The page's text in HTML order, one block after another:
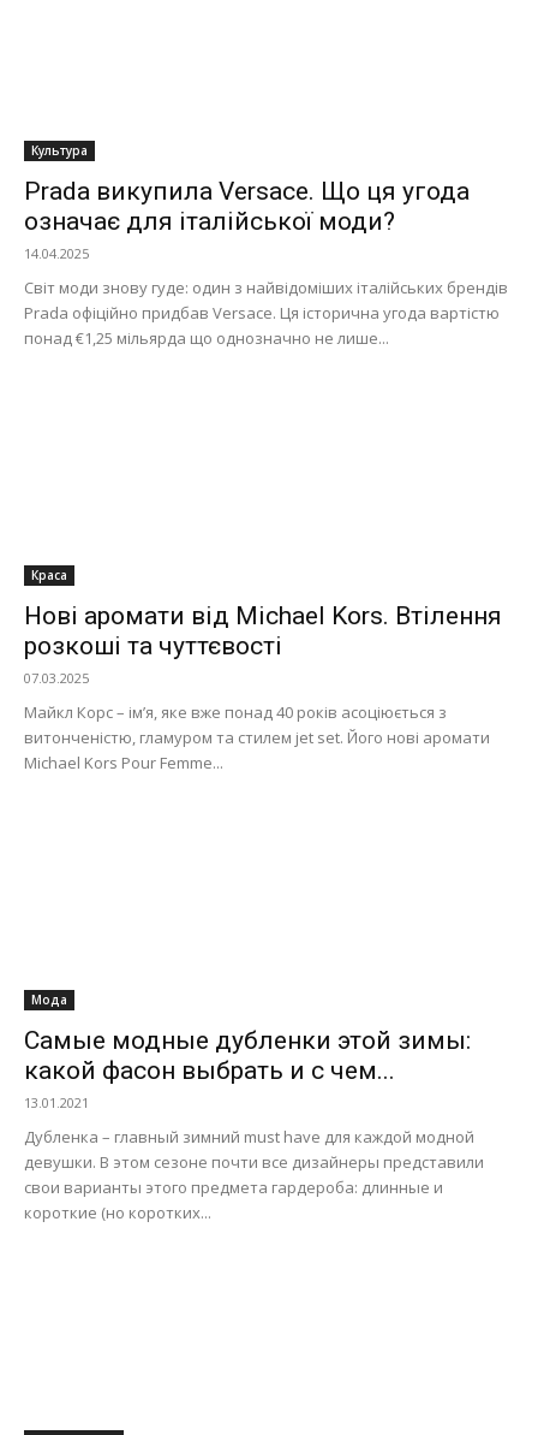
Культура
Prada викупила Versace. Що ця угода
означає для італійської моди?
14.04.2025
Світ моди знову гуде: один з найвідоміших італійських брендів
Prada офіційно придбав Versace. Ця історична угода вартістю
понад €1,25 мільярда що однозначно не лише...
Краса
Нові аромати від Michael Kors. Втілення
розкоші та чуттєвості
07.03.2025
Майкл Корс – ім’я, яке вже понад 40 років асоціюється з
витонченістю, гламуром та стилем jet set. Його нові аромати
Michael Kors Pour Femme...
Мода
Самые модные дубленки этой зимы:
какой фасон выбрать и с чем...
13.01.2021
Дубленка – главный зимний must have для каждой модной
девушки. В этом сезоне почти все дизайнеры представили
свои варианты этого предмета гардероба: длинные и
короткие (но коротких...